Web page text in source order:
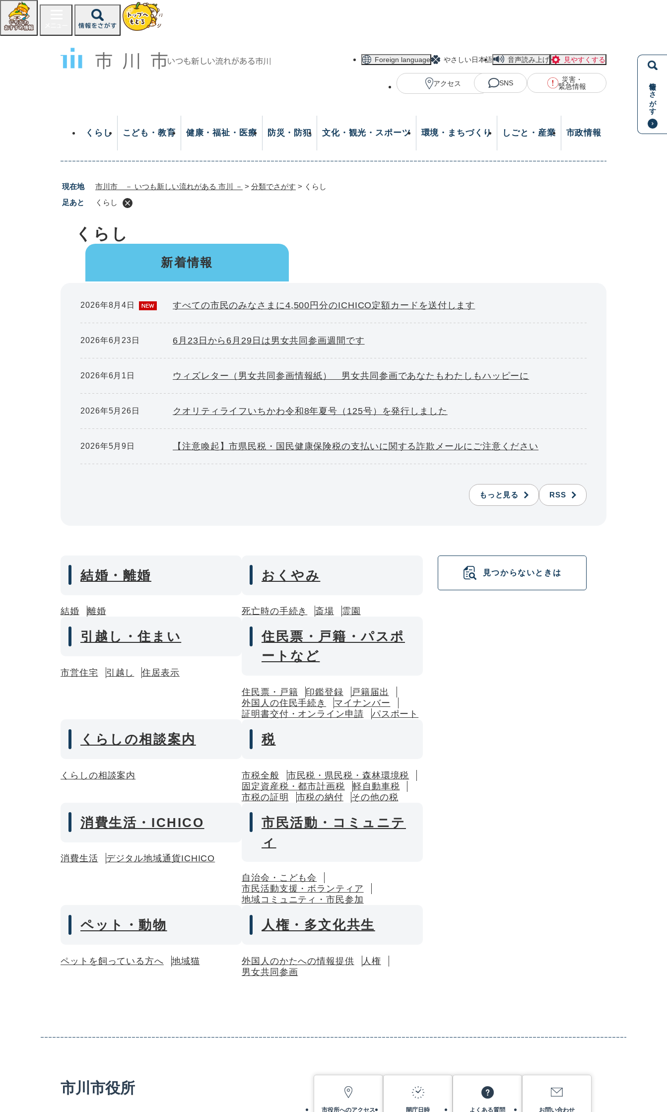
ジ
情報をさがす
Foreign language やさしい日本語 音声読み上げ 見やすくする
アクセス SNS
災害・
緊急情報
くらし こども・教育 健康・福祉・医療 防災・防犯 文化・観光・スポーツ 環境・まちづくり しごと・産業 市政情報
現在地 市川市 － いつも新しい流れがある 市川 － > 分類でさがす > くらし
足あと
くらし
くらし
新着情報
2026年8月4日 すべての市民のみなさまに4,500円分のICHICO定額カードを送付します
2026年6月23日 6月23日から6月29日は男女共同参画週間です
2026年6月1日 ウィズレター（男女共同参画情報紙） 男女共同参画であなたもわたしもハッピーに
2026年5月26日 クオリティライフいちかわ令和8年夏号（125号）を発行しました
2026年5月9日 【注意喚起】市県民税・国民健康保険税の支払いに関する詐欺メールにご注意ください
もっと見る RSS
結婚・離婚
結婚 離婚
おくやみ
死亡時の手続き 斎場 霊園
引越し・住まい
市営住宅 引越し 住居表示
住民票・戸籍・パスポ
ートなど
住民票・戸籍 印鑑登録
戸籍届出
外国人の住民手続き
マイナンバー
証明書交付・オンライン申請
パスポート
くらしの相談案内
くらしの相談案内
税
市税全般
市民税・県民税・森林環境税
固定資産税・都市計画税
軽自動車税
市税の証明
市税の納付 その他の税
消費生活・ICHICO
消費生活 デジタル地域通貨ICHICO
市民活動・コミュニテ
ィ
自治会・こども会
市民活動支援・ボランティア
地域コミュニティ・市民参加
ペット・動物
ペットを飼っている方へ 地域猫
人権・多文化共生
外国人のかたへの情報提供
人権
男女共同参画
見つからないときは
市川市役所
市役所へのアクセス 開庁日時 よくある質問 お問い合わせ